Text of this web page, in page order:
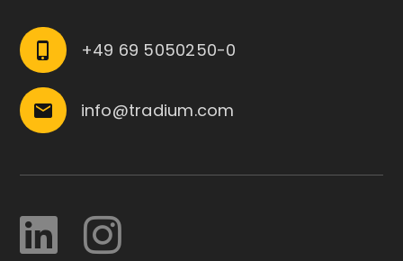
phone_iphone +49 69 5050250-0
email info@tradium.com